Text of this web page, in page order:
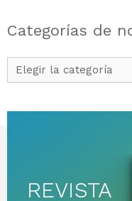
Categorías de
Categorías
de